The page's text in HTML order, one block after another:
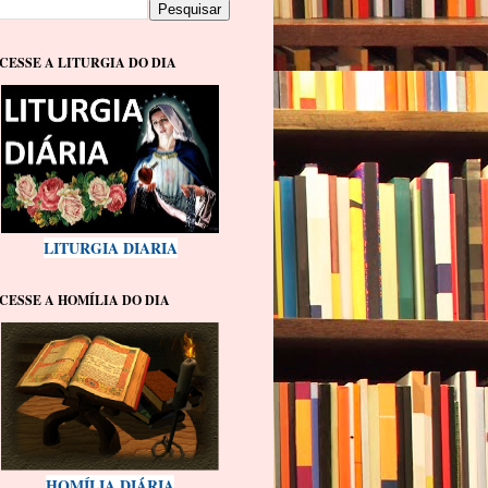
A LITURGIA DO DIA
LITURGIA DIARIA
A HOMÍLIA DO DIA